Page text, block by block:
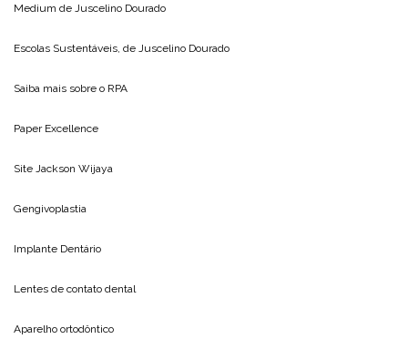
Medium de Juscelino Dourado
Escolas Sustentáveis, de Juscelino Dourado
Saiba mais sobre o RPA
Paper Excellence
Site Jackson Wijaya
Gengivoplastia
Implante Dentário
Lentes de contato dental
Aparelho ortodôntico